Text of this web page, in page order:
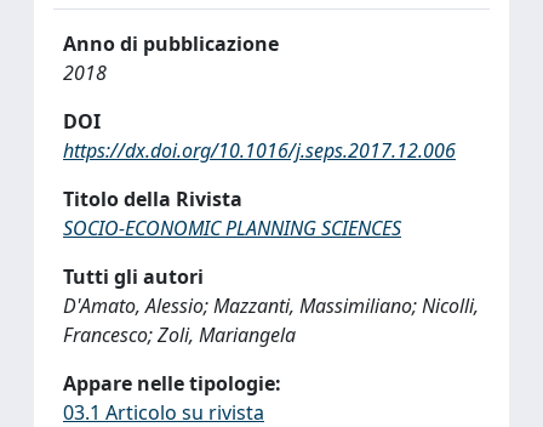
Anno di pubblicazione
2018
DOI
https://dx.doi.org/10.1016/j.seps.2017.12.006
Titolo della Rivista
SOCIO-ECONOMIC PLANNING SCIENCES
Tutti gli autori
D'Amato, Alessio; Mazzanti, Massimiliano; Nicolli,
Francesco; Zoli, Mariangela
Appare nelle tipologie:
03.1 Articolo su rivista